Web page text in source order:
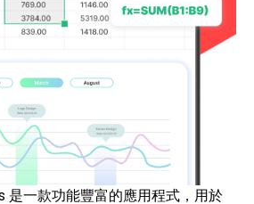
一款功能豐富的應用程式，用於